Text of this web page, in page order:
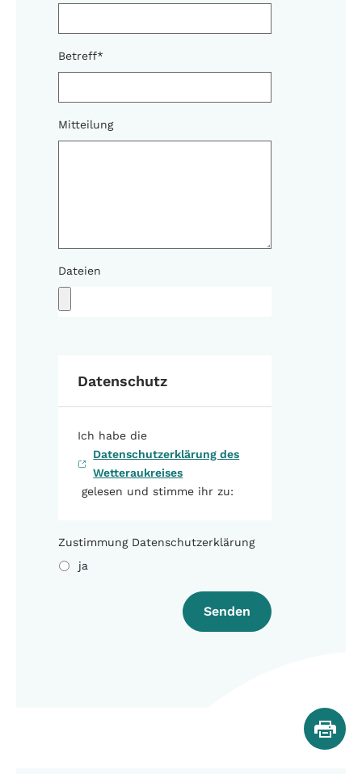
Betreff*
Mitteilung
Dateien
Datenschutz
Ich habe die
Datenschutzerklärung des
Wetteraukreises
gelesen und stimme ihr zu:
Zustimmung Datenschutzerklärung
ja